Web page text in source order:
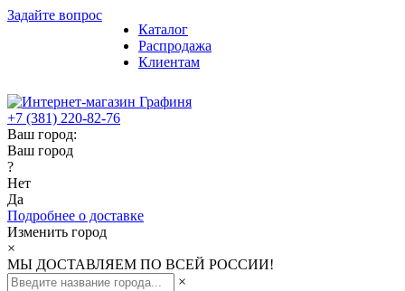
Задайте вопрос
Каталог
Распродажа
Клиентам
+7 (381) 220-82-76
Ваш город:
Ваш город
?
Нет
Да
Подробнее о доставке
Изменить город
×
МЫ ДОСТАВЛЯЕМ ПО ВСЕЙ РОССИИ!
×